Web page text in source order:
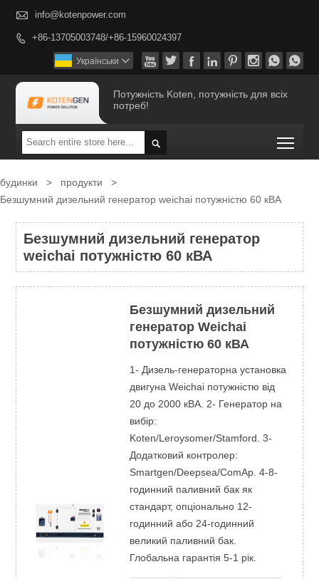
 info@kotenpower.com
 +86-13705003748/+86-15960024397
       
Українськи 
Потужність Koten, потужність для всіх
потреб!

будинки > продукти
>
Безшумний дизельний генератор weichai потужністю 60 кВА
Безшумний дизельний генератор
weichai потужністю 60 кВА
Безшумний дизельний
генератор Weichai
потужністю 60 кВА
1- Дизель-генераторна установка
двигуна Weichai потужністю від
20 до 2000 кВА. 2- Генератор на
вибір:
Koten/Leroysomer/Stamford. 3-
Додатковий контролер:
Smartgen/Deepsea/ComAp. 4-8-
годинний паливний бак як
стандарт, опціонально 12-
годинний або 24-годинний
великий паливний бак.
Глобальна гарантія 5-1 рік.